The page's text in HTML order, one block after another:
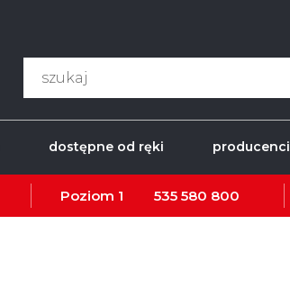
dostępne od ręki producenci
Poziom 1 535 580 800